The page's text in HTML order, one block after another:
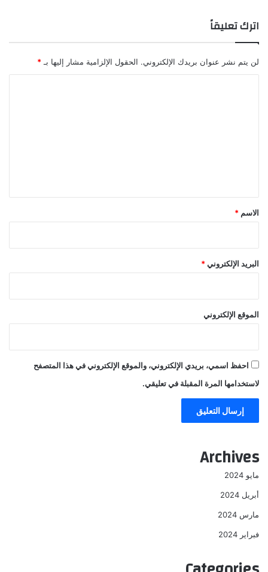
اترك تعليقاً
لن يتم نشر عنوان بريدك الإلكتروني. الحقول الإلزامية مشار إليها بـ *
*
الاسم *
البريد الإلكتروني *
الموقع الإلكتروني
احفظ اسمي، بريدي الإلكتروني، والموقع الإلكتروني في هذا المتصفح
لاستخدامها المرة المقبلة في تعليقي.
Archives
مايو 2024
أبريل 2024
مارس 2024
فبراير 2024